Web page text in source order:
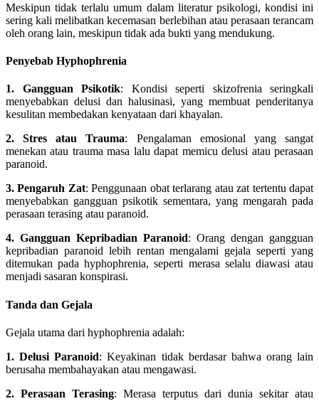
Meskipun tidak terlalu umum dalam literatur psikologi, kondisi ini
sering kali melibatkan kecemasan berlebihan atau perasaan terancam
oleh orang lain, meskipun tidak ada bukti yang mendukung.
Penyebab Hyphophrenia
1. Gangguan Psikotik: Kondisi seperti skizofrenia seringkali
menyebabkan delusi dan halusinasi, yang membuat penderitanya
kesulitan membedakan kenyataan dari khayalan.
2. Stres atau Trauma: Pengalaman emosional yang sangat
menekan atau trauma masa lalu dapat memicu delusi atau perasaan
paranoid.
3. Pengaruh Zat: Penggunaan obat terlarang atau zat tertentu dapat
menyebabkan gangguan psikotik sementara, yang mengarah pada
perasaan terasing atau paranoid.
4. Gangguan Kepribadian Paranoid: Orang dengan gangguan
kepribadian paranoid lebih rentan mengalami gejala seperti yang
ditemukan pada hyphophrenia, seperti merasa selalu diawasi atau
menjadi sasaran konspirasi.
Tanda dan Gejala
Gejala utama dari hyphophrenia adalah:
1. Delusi Paranoid: Keyakinan tidak berdasar bahwa orang lain
berusaha membahayakan atau mengawasi.
2. Perasaan Terasing: Merasa terputus dari dunia sekitar atau